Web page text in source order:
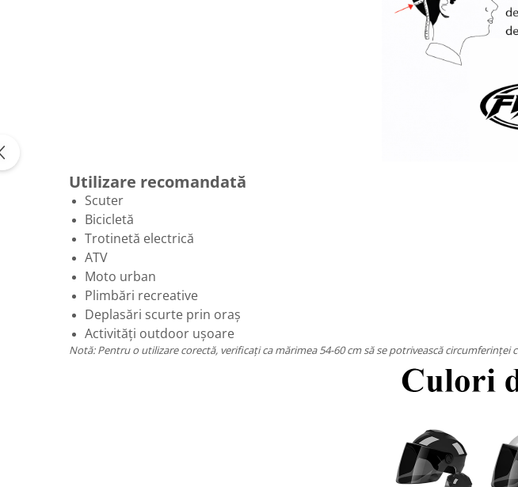
Utilizare recomandată
Scuter
Bicicletă
Trotinetă electrică
ATV
Moto urban
Plimbări recreative
Deplasări scurte prin oraș
Activități outdoor ușoare
Notă: Pentru o utilizare corectă, verificați ca mărimea 54-60 cm să se potrivească